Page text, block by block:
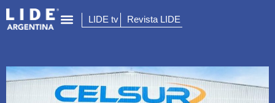
LIDE tv Revista LIDE